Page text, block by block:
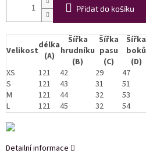
Přidat do košíku
Velikostdélka
(A)
Šířka
hrudníku
(B)
Šířka
pasu
(C)
Šířka
boků
(D)
XS
121 42 29 47
S
121 43 31 51
M
121 44 32 53
L
121 45 32 54
Detailní informace